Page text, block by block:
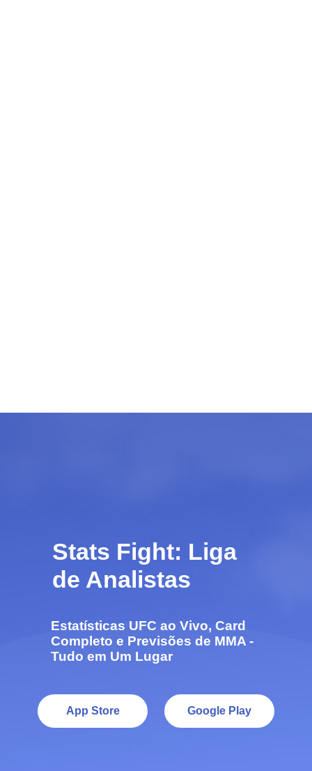
Estatísticas UFC ao Vivo, Card
Completo e Previsões de MMA -
Tudo em Um Lugar
Stats Fight: Liga
de Analistas
Google Play
App Store